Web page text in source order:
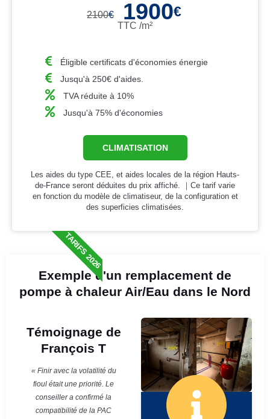
2100€ 1900€
TTC /m²
Éligible certificats d'économies énergie
Jusqu'à 250€ d'aides.
TVA réduite à 10%
Jusqu'à 75% d'économies
CLIMATISATION
Les aides du type CEE, et aides locales de la région Hauts-
de-France seront déduites du prix affiché. ｜Ce tarif varie
en fonction du modèle de climatiseur, de la configuration et
des superficies climatisées.
TARIFS 2026
Exemple d'un remplacement de
pompe à chaleur Air/Eau dans le Nord
Témoignage de
François T
« Finir avec la volatilité du
fioul était une priorité. Le
conseiller a confirmé la
compatibilité de la PAC